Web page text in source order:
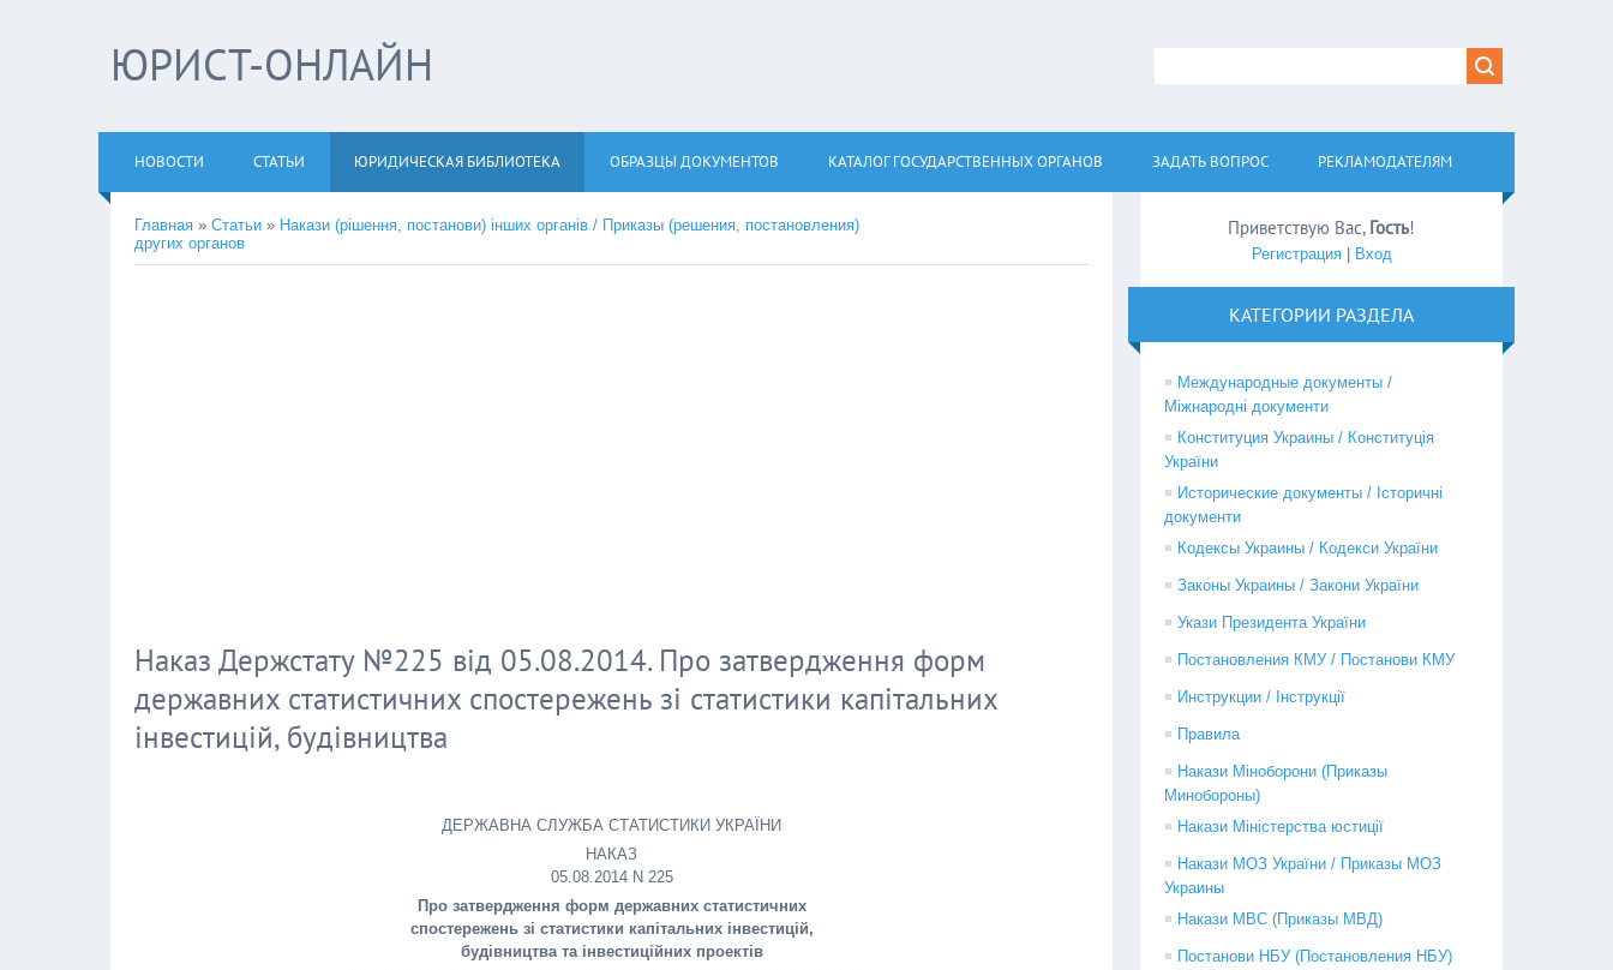
ЮРИСТ-ОНЛАЙН
НОВОСТИ СТАТЬИ ЮРИДИЧЕСКАЯ БИБЛИОТЕКА ОБРАЗЦЫ ДОКУМЕНТОВ КАТАЛОГ ГОСУДАРСТВЕННЫХ ОРГАНОВ ЗАДАТЬ ВОПРОС РЕКЛАМОДАТЕЛЯМ
Главная » Статьи » Накази (рішення, постанови) інших органів / Приказы (решения, постановления)
других органов
Наказ Держстату №225 від 05.08.2014. Про затвердження форм
державних статистичних спостережень зі статистики капітальних
інвестицій, будівництва
ДЕРЖАВНА СЛУЖБА СТАТИСТИКИ УКРАЇНИ
НАКАЗ
05.08.2014 N 225
Про затвердження форм державних статистичних
спостережень зі статистики капітальних інвестицій,
будівництва та інвестиційних проектів
Приветствую Вас, Гость!
Регистрация| Вход
КАТЕГОРИИ РАЗДЕЛА
Международные документы /
Міжнародні документи
Конституция Украины / Конституція
України
Исторические документы / Історичні
документи
Кодексы Украины / Кодекси України
Законы Украины / Закони України
Укази Президента України
Постановления КМУ / Постанови КМУ
Инструкции / Інструкції
Правила
Накази Міноборони (Приказы
Минобороны)
Накази Міністерства юстиції
Накази МОЗ України / Приказы МОЗ
Украины
Накази МВС (Приказы МВД)
Постанови НБУ (Постановления НБУ)